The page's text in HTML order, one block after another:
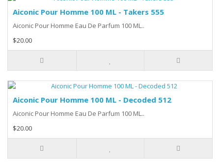
Aiconic Pour Homme 100 ML - Takers 555
Aiconic Pour Homme Eau De Parfum 100 ML..
$20.00
Aiconic Pour Homme 100 ML - Decoded 512
Aiconic Pour Homme Eau De Parfum 100 ML..
$20.00